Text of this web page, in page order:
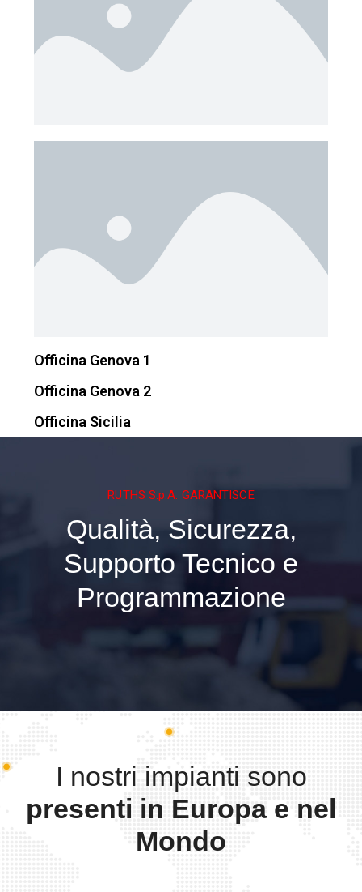
Officina Genova 1
Officina Genova 2
Officina Sicilia
RUTHS S.p.A. GARANTISCE
Qualità, Sicurezza,
Supporto Tecnico e
Programmazione
I nostri impianti sono
presenti in Europa e nel
Mondo